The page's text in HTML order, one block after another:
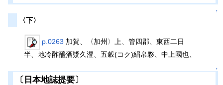
↑
〈下〉
p.0263 加賀、〈加州〉上、管四郡、東西二日
半、地冷酢醯酒漿久澄、五穀(コク)絹帛夥、中上國也、
↑
〔日本地誌提要〕